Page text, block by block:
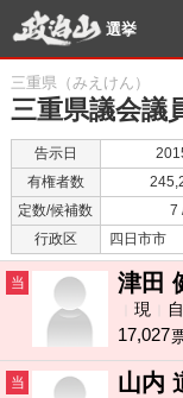
選挙
三重県（みえけん）
三重県議会議
告示日
有権者数
定数/候補数
7
行政区
四日市市
当 津田
現
17,027
当 山内